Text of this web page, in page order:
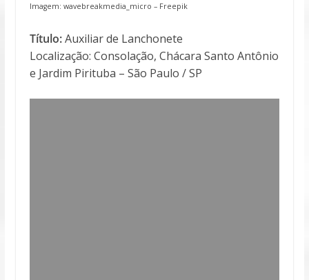
Imagem: wavebreakmedia_micro – Freepik
Título:Auxiliar de Lanchonete
Localização: Consolação, Chácara Santo Antônio
e Jardim Pirituba – São Paulo / SP